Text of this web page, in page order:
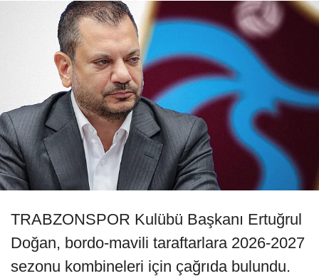
TRABZONSPOR Kulübü Başkanı Ertuğrul
Doğan, bordo-mavili taraftarlara 2026-2027
sezonu kombineleri için çağrıda bulundu.